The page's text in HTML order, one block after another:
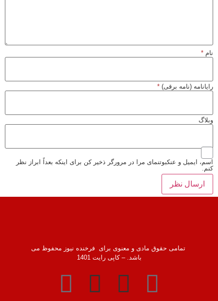
نام*
رایانامه (نامه برقی)*
وبلاگ
اسم، ایمیل و عنکبوتنمای مرا در مرورگر ذخیر کن برای اینکه بعداً ابراز نظر
کنم.
تمامی حقوق مادی و معنوی برای فرخنده نیوز محفوظ می
باشد. – کاپی رایت 1401